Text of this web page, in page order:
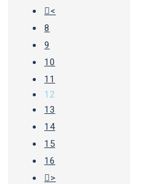
<
8
9
10
11
12
13
14
15
16
>